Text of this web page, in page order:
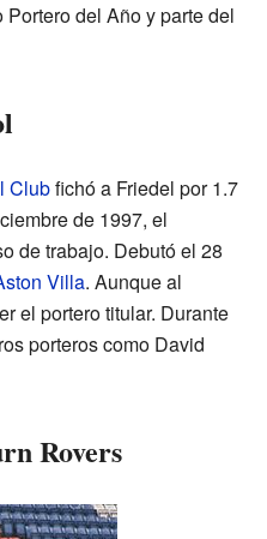
del Año y parte del
Clubfichó a Friedel por 1.7
de 1997, el
de trabajo. Debutó el 28
Villa. Aunque al
el portero titular. Durante
porteros como David
Rovers